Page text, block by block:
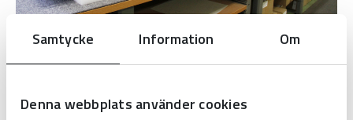
Samtycke Information Om
Denna webbplats använder cookies